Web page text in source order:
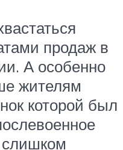
продаж в
А особенно
жителям
которой был